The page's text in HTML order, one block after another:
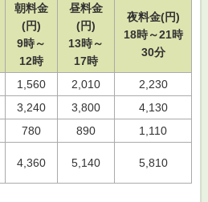
朝料金
(円)
9時～
12時
昼料金
(円)
13時～
17時
夜料金(円)
18時～21時
30分
1,560 2,010
2,230
3,240 3,800
4,130
780 890
1,110
4,360 5,140 5,810